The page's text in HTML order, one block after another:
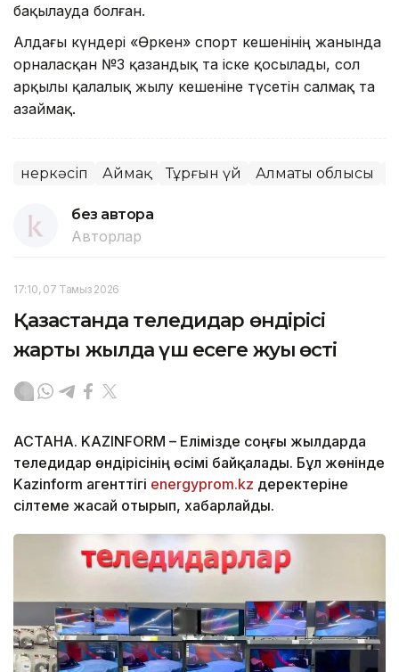
бақылауда болған.
Алдағы күндері «Өркен» спорт кешенінің жанында
орналасқан №3 қазандық та іске қосылады, сол
арқылы қалалық жылу кешеніне түсетін салмақ та
азаймақ.
Өнеркәсіп Аймақ Тұрғын үй Алматы облысы
без автора
Авторлар
17:10, 07 Тамыз 2026
Қазақстанда теледидар өндірісі
жарты жылда үш есеге жуық өсті
АСТАНА. KAZINFORM – Елімізде соңғы жылдарда
теледидар өндірісінің өсімі байқалады. Бұл жөнінде
Kazinform агенттігі energyprom.kz деректеріне
сілтеме жасай отырып, хабарлайды.